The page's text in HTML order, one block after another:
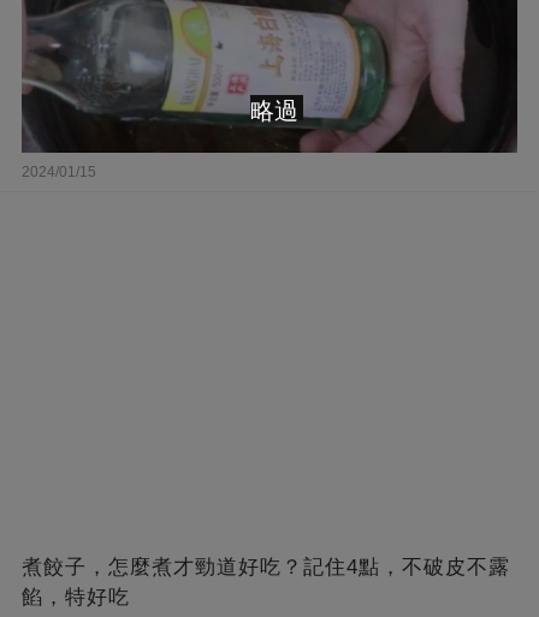
2024/01/15
煮餃子，怎麼煮才勁道好吃？記住4點，不破皮不露
餡，特好吃
略過